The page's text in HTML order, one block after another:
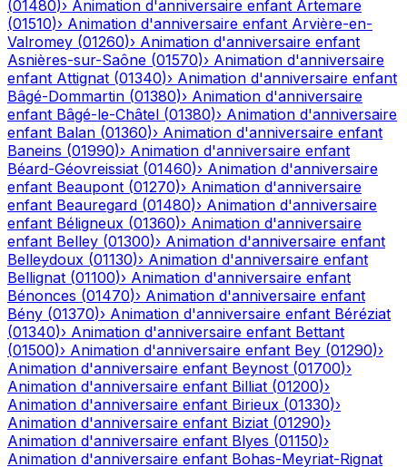
(01480)› Animation d'anniversaire enfant Artemare
(01510)› Animation d'anniversaire enfant Arvière-en-
Valromey (01260)› Animation d'anniversaire enfant
Asnières-sur-Saône (01570)› Animation d'anniversaire
enfant Attignat (01340)› Animation d'anniversaire enfant
Bâgé-Dommartin (01380)› Animation d'anniversaire
enfant Bâgé-le-Châtel (01380)› Animation d'anniversaire
enfant Balan (01360)› Animation d'anniversaire enfant
Baneins (01990)› Animation d'anniversaire enfant
Béard-Géovreissiat (01460)› Animation d'anniversaire
enfant Beaupont (01270)› Animation d'anniversaire
enfant Beauregard (01480)› Animation d'anniversaire
enfant Béligneux (01360)› Animation d'anniversaire
enfant Belley (01300)› Animation d'anniversaire enfant
Belleydoux (01130)› Animation d'anniversaire enfant
Bellignat (01100)› Animation d'anniversaire enfant
Bénonces (01470)› Animation d'anniversaire enfant
Bény (01370)› Animation d'anniversaire enfant Béréziat
(01340)› Animation d'anniversaire enfant Bettant
(01500)› Animation d'anniversaire enfant Bey (01290)›
Animation d'anniversaire enfant Beynost (01700)›
Animation d'anniversaire enfant Billiat (01200)›
Animation d'anniversaire enfant Birieux (01330)›
Animation d'anniversaire enfant Biziat (01290)›
Animation d'anniversaire enfant Blyes (01150)›
Animation d'anniversaire enfant Bohas-Meyriat-Rignat